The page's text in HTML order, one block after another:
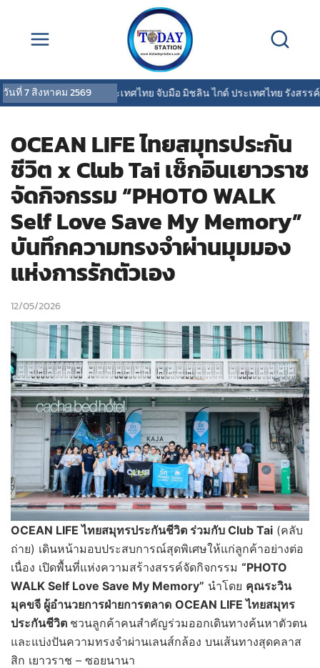
วันที่7 สิงหาคม 2569
พรูเด็นเชียล ประเทศไทย จับมือ มิชลิน ไกด์ ประเทศไทย รังสรรค์ป
OCEAN LIFE ไทยสมุทรประกัน
ชีวิต x Club Tai เช็กอินเยาวราช
จัดกิจกรรม “PHOTO WALK
Self Love Save My Memory”
บันทึกความทรงจำผ่านมุมมอง
แห่งการรักตัวเอง
12/05/2026
OCEAN LIFE ไทยสมุทรประกันชีวิต ร่วมกับ Club Tai (คลับ
ถ่าย) เดินหน้ามอบประสบการณ์สุดพิเศษให้แก่ลูกค้าอย่างต่อ
เนื่อง เปิดพื้นที่แห่งความสร้างสรรค์จัดกิจกรรม “PHOTO
WALK Self Love Save My Memory” นำโดย คุณระวิน
มุคขจี ผู้อำนวยการฝ่ายการตลาด OCEAN LIFE ไทยสมุทร
ประกันชีวิต ชวนลูกค้าคนสำคัญร่วมออกเดินทางค้นหาตัวตน
และแบ่งปันความทรงจำผ่านเลนส์กล้อง บนเส้นทางสุดคลาส
สิก เยาวราช – ซอยนานา